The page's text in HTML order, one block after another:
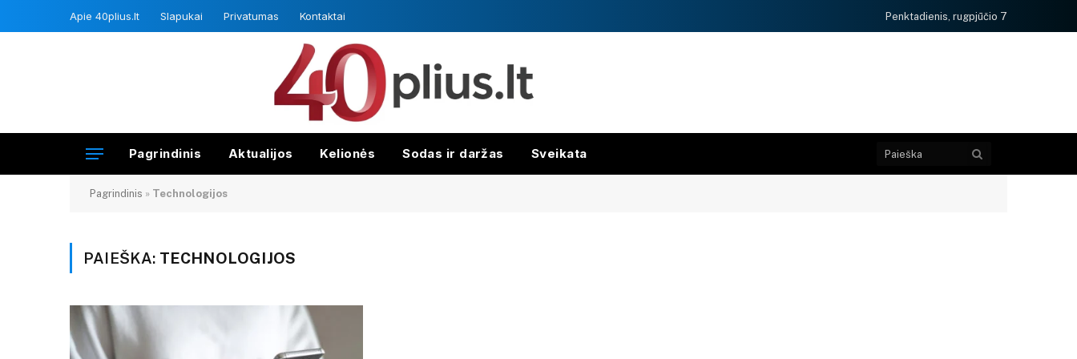
Apie 40plius.lt Slapukai Privatumas Kontaktai Penktadienis, rugpjūčio 7
Pagrindinis Aktualijos Kelionės Sodas ir daržas Sveikata
Pagrindinis » Technologijos
PAIEŠKA: TECHNOLOGIJOS